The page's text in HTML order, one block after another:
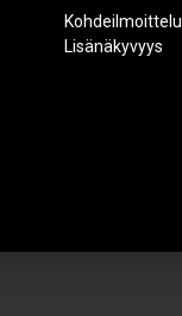
Kohdeilmoittelu
Lisänäkyvyys